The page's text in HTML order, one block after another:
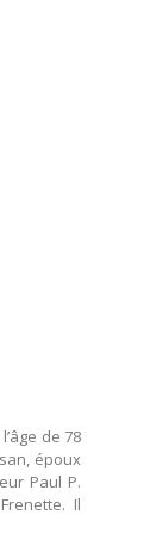
de 78
époux
Paul P.
Il